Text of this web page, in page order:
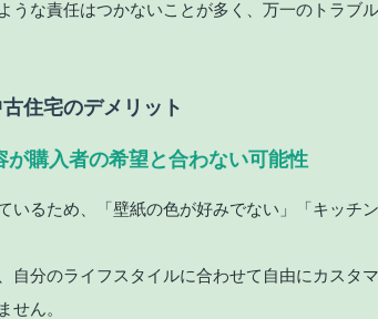
うな責任はつかないことが多く、万一のトラブ
住宅のデメリット
が購入者の希望と合わない可能性
いるため、「壁紙の色が好みでない」「キッチ
自分のライフスタイルに合わせて自由にカスタ
せん。